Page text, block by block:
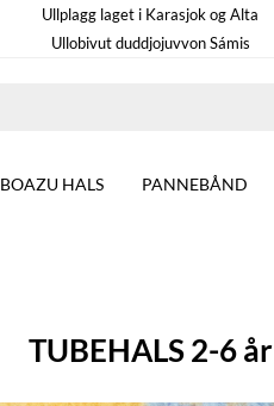
Ullplagg laget i Karasjok og Alta
Ullobivut duddjojuvvon Sámis
BOAZU HALS PANNEBÅND
TUBEHALS 2-6 år